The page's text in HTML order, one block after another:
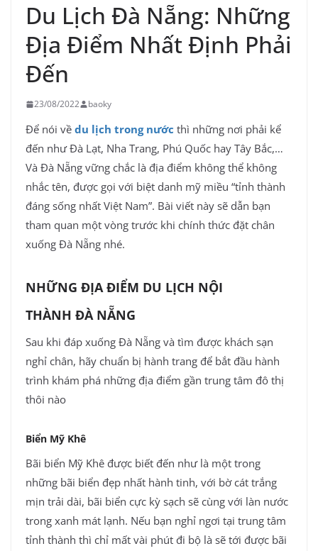
Du Lịch Đà Nẵng: Những
Địa Điểm Nhất Định Phải
Đến
23/08/2022 baoky
Để nói về du lịch trong nước thì những nơi phải kể
đến như Đà Lạt, Nha Trang, Phú Quốc hay Tây Bắc,…
Và Đà Nẵng vững chắc là địa điểm không thể không
nhắc tên, được gọi với biệt danh mỹ miều “tỉnh thành
đáng sống nhất Việt Nam”. Bài viết này sẽ dẫn bạn
tham quan một vòng trước khi chính thức đặt chân
xuống Đà Nẵng nhé.
NHỮNG ĐỊA ĐIỂM DU LỊCH NỘI
THÀNH ĐÀ NẴNG
Sau khi đáp xuống Đà Nẵng và tìm được khách sạn
nghỉ chân, hãy chuẩn bị hành trang để bắt đầu hành
trình khám phá những địa điểm gần trung tâm đô thị
thôi nào
Biển Mỹ Khê
Bãi biển Mỹ Khê được biết đến như là một trong
những bãi biển đẹp nhất hành tinh, với bờ cát trắng
mịn trải dài, bãi biển cực kỳ sạch sẽ cùng với làn nước
trong xanh mát lạnh. Nếu bạn nghỉ ngơi tại trung tâm
tỉnh thành thì chỉ mất vài phút đi bộ là sẽ tới được bãi